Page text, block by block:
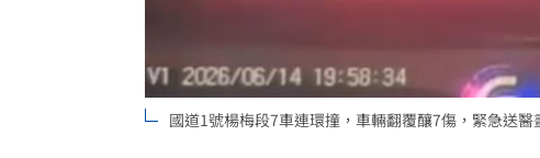
國道1號楊梅段7車連環撞，車輛翻覆釀7傷，緊急送醫